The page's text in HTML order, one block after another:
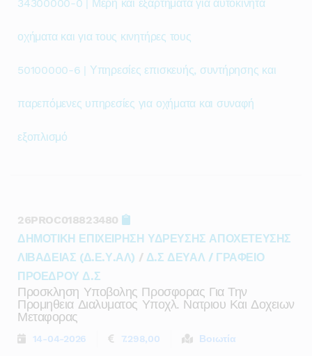
34300000-0 | Μέρη και εξαρτήματα για αυτοκίνητα
οχήματα και για τους κινητήρες τους
50100000-6 | Υπηρεσίες επισκευής, συντήρησης και
παρεπόμενες υπηρεσίες για οχήματα και συναφή
εξοπλισμό
26PROC018823480
ΔΗΜΟΤΙΚΗ ΕΠΙΧΕΙΡΗΣΗ ΥΔΡΕΥΣΗΣ ΑΠΟΧΕΤΕΥΣΗΣ
ΛΙΒΑΔΕΙΑΣ (Δ.Ε.Υ.ΑΛ) / Δ.Σ ΔΕΥΑΛ / ΓΡΑΦΕΙΟ
ΠΡΟΕΔΡΟΥ Δ.Σ
Προσκληση Υποβολης Προσφορας Για Την
Προμηθεια Διαλυματος Υποχλ. Νατριου Και Δοχειων
Μεταφορας
14-04-2026 7.298,00 Βοιωτία